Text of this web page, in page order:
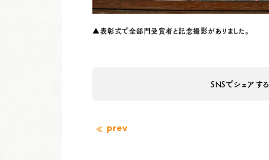
▲表彰式で全部門受賞者と記念撮影がありました。
SNSでシェアする
prev